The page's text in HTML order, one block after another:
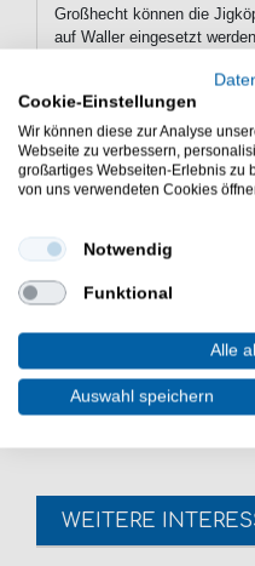
Großhecht können die
auf Waller eingesetzt
Eigenschaften
Bullet Jig Head
Jigköpfe für
großer Hakenbogen
Lieferumfang: 2
Die Zeck Predator Bullet
Hechtangeln &
Jigheads sind zum
WEITERE
Cookie-Einstellungen
Wir können diese zur Analyse
Webseite zu verbessern,
großartiges Webseiten-Erlebnis zu
von uns verwendeten Cookies
Notwendig
Funktional
Alle
Auswahl speichern